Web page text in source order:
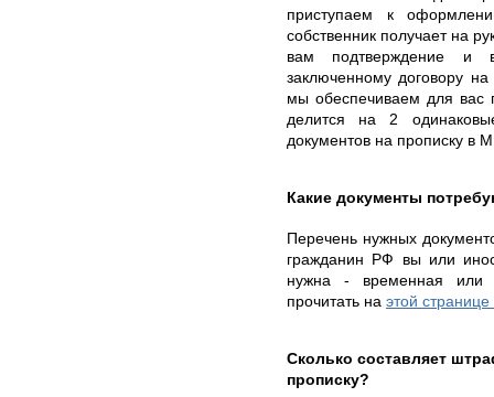
приступаем к
собственник получает на
вам подтверждение и
заключенному договору
мы обеспечиваем для вас
делится на 2
документов на прописку в
Какие документы
Перечень нужных
гражданин РФ вы или
нужна - временная или
прочитать на этой странице
Сколько составляет
прописку?